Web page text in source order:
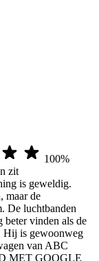
100%
zit
is geweldig.
maar de
De luchtbanden
vinden als de
Hij is gewoonweg
van ABC
MET GOOGLE